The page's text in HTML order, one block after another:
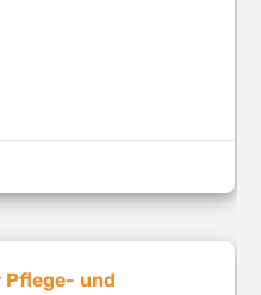
Pflege- und